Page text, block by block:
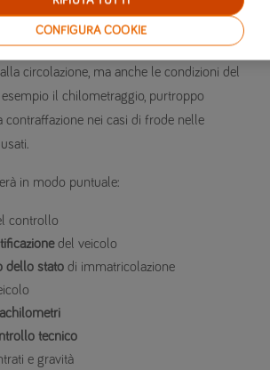
tecnico è diventato obbligatorio, perché
in modo trasparente, non solo
circolazione, ma anche le condizioni del
il chilometraggio, purtroppo
contraffazione nei casi di frode nelle
in modo puntuale:
controllo
del veicolo
dello stato di immatricolazione
tecnico
e gravità
CONFIGURA COOKIE